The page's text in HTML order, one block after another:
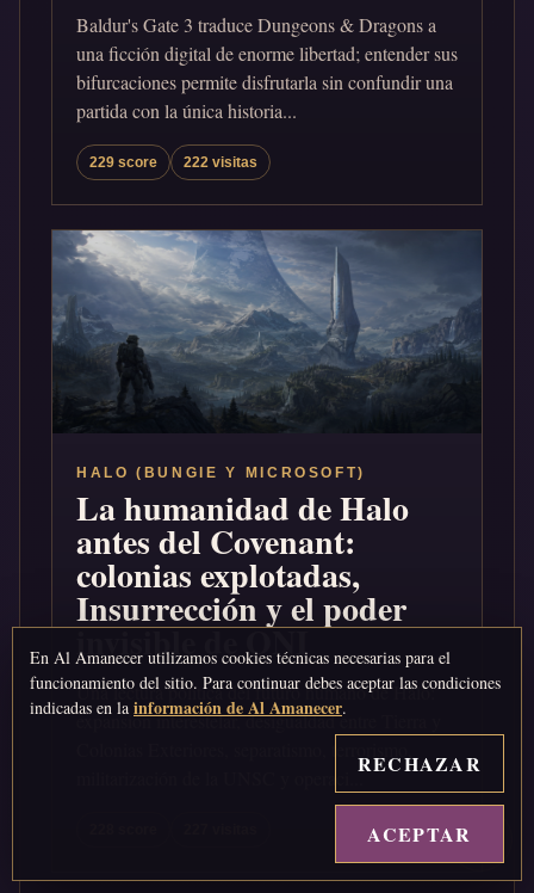
Baldur's Gate 3 traduce Dungeons & Dragons a
una ficción digital de enorme libertad; entender sus
bifurcaciones permite disfrutarla sin confundir una
partida con la única historia...
229 score 222 visitas
HALO (BUNGIE Y MICROSOFT)
La humanidad de Halo
antes del Covenant:
colonias explotadas,
Insurrección y el poder
invisible de ONI
Una lectura política del futuro humano de Halo:
expansión interestelar, desigualdad entre Tierra y
militarización de la UNSC y operaci...
En Al Amanecer utilizamos cookies técnicas necesarias para el
funcionamiento del sitio. Para continuar debes aceptar las condiciones
indicadas en la información de Al Amanecer.
RECHAZAR
ACEPTAR